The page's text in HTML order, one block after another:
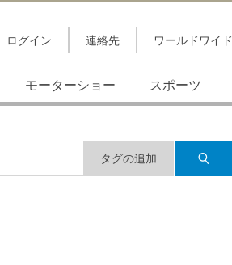
ログイン 連絡先 ワールドワイド
モーターショー スポーツ
タグの追加